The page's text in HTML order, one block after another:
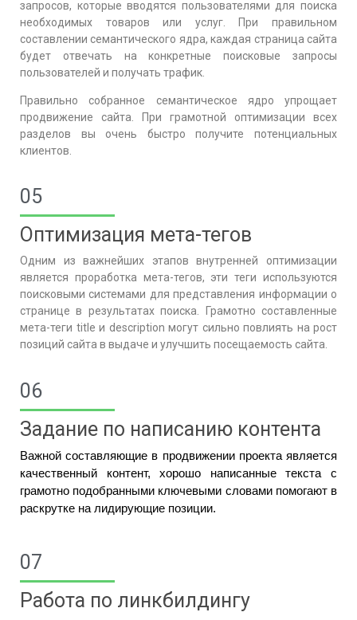
запросов, которые вводятся пользователями для поиска
необходимых товаров или услуг.При правильном
составлении семантического ядра, каждая страница сайта
будет отвечать на конкретные поисковые запросы
пользователей и получать трафик.
Правильно собранное семантическое ядро упрощает
продвижение сайта. При грамотной оптимизации всех
разделов вы очень быстро получите потенциальных
клиентов.
05
Оптимизация мета-тегов
Одним из важнейших этапов внутренней оптимизации
является проработка мета-тегов, эти теги используются
поисковыми системами для представления информации о
странице в результатах поиска. Грамотно составленные
мета-теги title и description могут сильно повлиять на рост
позиций сайта в выдаче и улучшить посещаемость сайта.
06
Задание по написанию контента
Важной составляющие в продвижении проекта является
качественный контент, хорошо написанные текста с
грамотно подобранными ключевыми словами помогают в
раскрутке на лидирующие позиции.
07
Работа по линкбилдингу